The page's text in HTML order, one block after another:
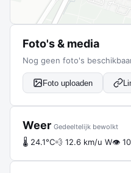
Foto's & media
Nog geen foto's
Foto uploaden
Weer Gedeeltelijk bewolkt
🌡 24.1°C💨 12.6 km/u W👁